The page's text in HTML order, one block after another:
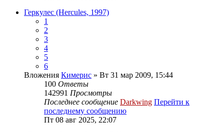
Геркулес (Hercules, 1997)
1
2
3
4
5
6
Вложения Кимерис » Вт 31 мар 2009, 15:44
100 Ответы
142991 Просмотры
Последнее сообщение Darkwing Перейти к
последнему сообщению
Пт 08 авг 2025, 22:07